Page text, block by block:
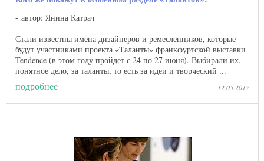
автор: Янина Катрач
Стали известны имена дизайнеров и ремесленников, которые
будут участниками проекта «Таланты» франкфуртской выставки
Tendence (в этом году пройдет с 24 по 27 июня). Выбирали их,
понятное дело, за таланты, то есть за идеи и творческий ...
подробнее 12.05.2017